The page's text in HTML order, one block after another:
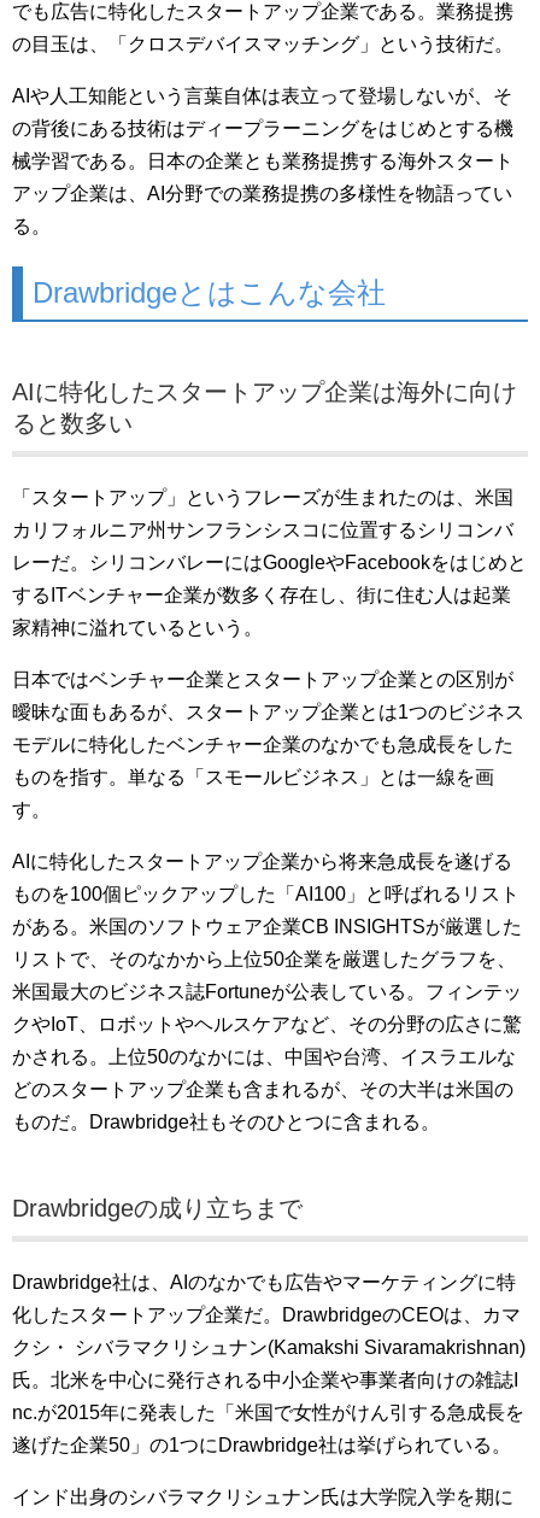
でも広告に特化したスタートアップ企業である。業務提携
の目玉は、「クロスデバイスマッチング」という技術だ。
AIや人工知能という言葉自体は表立って登場しないが、そ
の背後にある技術はディープラーニングをはじめとする機
械学習である。日本の企業とも業務提携する海外スタート
アップ企業は、AI分野での業務提携の多様性を物語ってい
る。
Drawbridgeとはこんな会社
AIに特化したスタートアップ企業は海外に向け
ると数多い
「スタートアップ」というフレーズが生まれたのは、米国
カリフォルニア州サンフランシスコに位置するシリコンバ
レーだ。シリコンバレーにはGoogleやFacebookをはじめと
するITベンチャー企業が数多く存在し、街に住む人は起業
家精神に溢れているという。
日本ではベンチャー企業とスタートアップ企業との区別が
曖昧な面もあるが、スタートアップ企業とは1つのビジネス
モデルに特化したベンチャー企業のなかでも急成長をした
ものを指す。単なる「スモールビジネス」とは一線を画
す。
AIに特化したスタートアップ企業から将来急成長を遂げる
ものを100個ピックアップした「AI100」と呼ばれるリスト
がある。米国のソフトウェア企業CB INSIGHTSが厳選した
リストで、そのなかから上位50企業を厳選したグラフを、
米国最大のビジネス誌Fortuneが公表している。フィンテッ
クやIoT、ロボットやヘルスケアなど、その分野の広さに驚
かされる。上位50のなかには、中国や台湾、イスラエルな
どのスタートアップ企業も含まれるが、その大半は米国の
ものだ。Drawbridge社もそのひとつに含まれる。
Drawbridgeの成り立ちまで
Drawbridge社は、AIのなかでも広告やマーケティングに特
化したスタートアップ企業だ。DrawbridgeのCEOは、カマ
クシ・
シバラマクリシュナン(Kamakshi Sivaramakrishnan)
氏。北米を中心に発行される中小企業や事業者向けの雑誌I
nc.が2015年に発表した「米国で女性がけん引する急成長を
遂げた企業50」の1つにDrawbridge社は挙げられている。
インド出身のシバラマクリシュナン氏は大学院入学を期に